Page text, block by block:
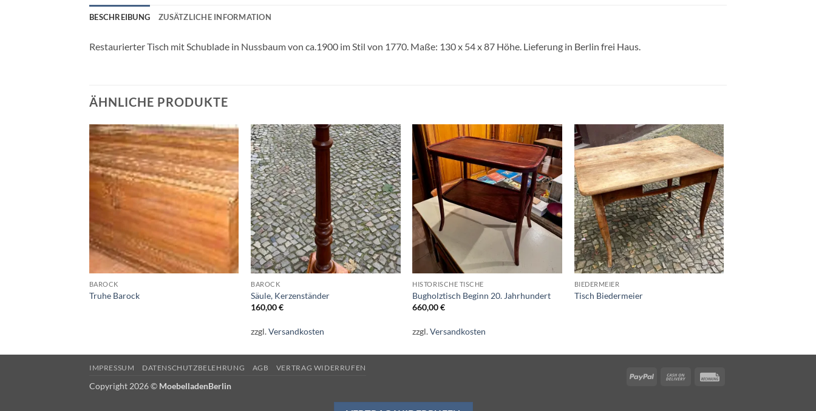
BESCHREIBUNG ZUSÄTZLICHE INFORMATION
Restaurierter Tisch mit Schublade in Nussbaum von ca.1900 im Stil von 1770. Maße: 130 x 54 x 87 Höhe. Lieferung in Berlin frei Haus.
ÄHNLICHE PRODUKTE
Auf die
Wunschliste
BAROCK
Truhe Barock
Auf die
Wunschliste
BAROCK
Säule, Kerzenständer
160,00€
zzgl.Versandkosten
Auf die
Wunschliste
HISTORISCHE TISCHE
Bugholztisch Beginn 20. Jahrhundert
660,00€
zzgl.Versandkosten
Auf die
Wunschliste
BIEDERMEIER
Tisch Biedermeier
PayPal
Cash
IMPRESSUM DATENSCHUTZBELEHRUNG AGB VERTRAG WIDERRUFEN
Copyright 2026 © MoebelladenBerlin